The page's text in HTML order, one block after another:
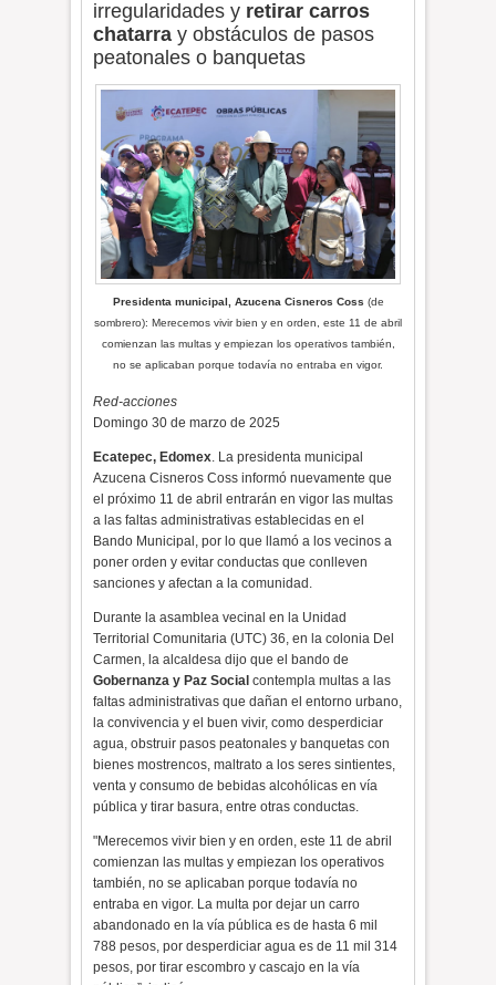
irregularidades y retirar carros
chatarra y obstáculos de pasos
peatonales o banquetas
Presidenta municipal, Azucena Cisneros Coss (de
sombrero): Merecemos vivir bien y en orden, este 11 de abril
comienzan las multas y empiezan los operativos también,
no se aplicaban porque todavía no entraba en vigor.
Red-acciones
Domingo 30 de marzo de 2025
Ecatepec, Edomex. La presidenta municipal
Azucena Cisneros Coss informó nuevamente que
el próximo 11 de abril entrarán en vigor las multas
a las faltas administrativas establecidas en el
Bando Municipal, por lo que llamó a los vecinos a
poner orden y evitar conductas que conlleven
sanciones y afectan a la comunidad.
Durante la asamblea vecinal en la Unidad
Territorial Comunitaria (UTC) 36, en la colonia Del
Carmen, la alcaldesa dijo que el bando de
Gobernanza y Paz Social contempla multas a las
faltas administrativas que dañan el entorno urbano,
la convivencia y el buen vivir, como desperdiciar
agua, obstruir pasos peatonales y banquetas con
bienes mostrencos, maltrato a los seres sintientes,
venta y consumo de bebidas alcohólicas en vía
pública y tirar basura, entre otras conductas.
"Merecemos vivir bien y en orden, este 11 de abril
comienzan las multas y empiezan los operativos
también, no se aplicaban porque todavía no
entraba en vigor. La multa por dejar un carro
abandonado en la vía pública es de hasta 6 mil
788 pesos, por desperdiciar agua es de 11 mil 314
pesos, por tirar escombro y cascajo en la vía